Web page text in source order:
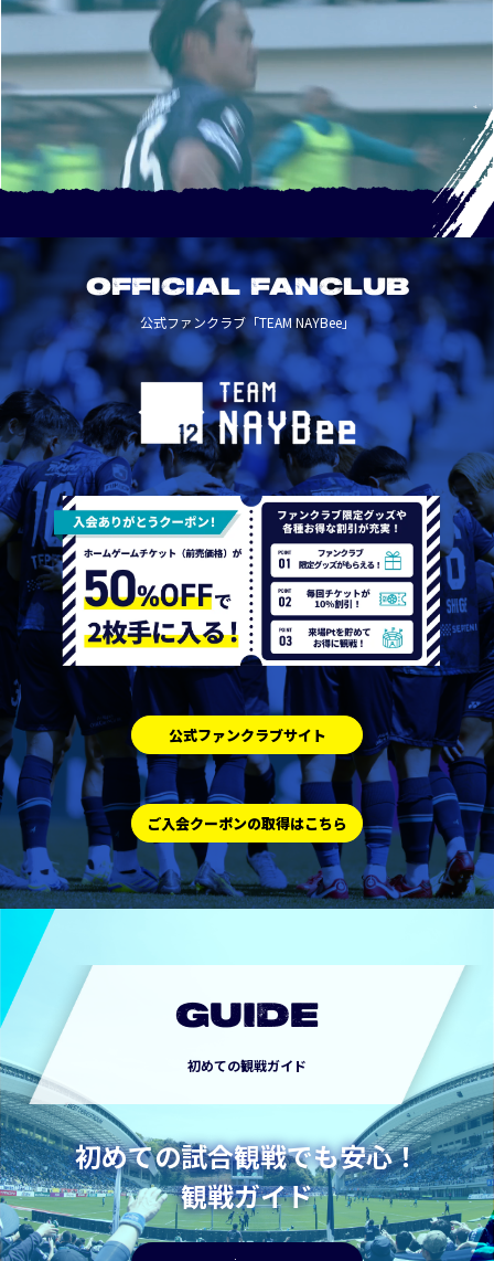
OFFICIAL FANCLUB
公式ファンクラブ「TEAM NAYBee」
公式ファンクラブサイト
ご入会クーポンの取得はこちら
GUIDE
初めての観戦ガイド
初めての試合観戦でも安心！
観戦ガイド